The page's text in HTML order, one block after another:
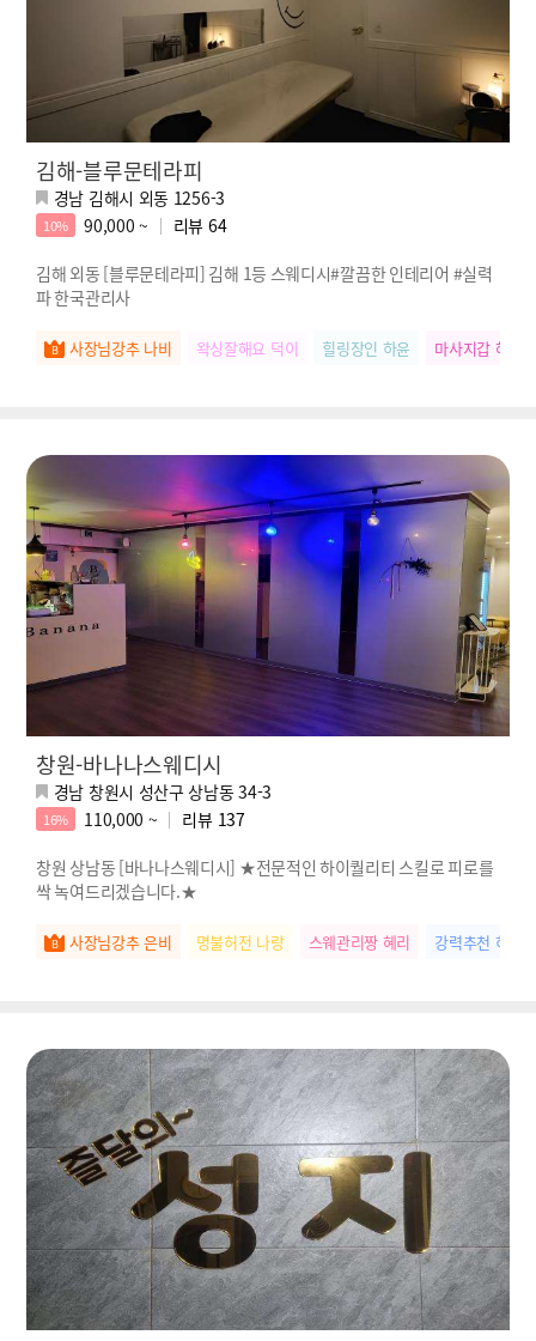
김해-블루문테라피
경남 김해시 외동 1256-3
10% 90,000 ~ 리뷰 64
김해 외동 [블루문테라피] 김해 1등 스웨디시#깔끔한 인테리어 #실력
파 한국관리사
사장님강추 나비 왁싱잘해요 덕이 힐링장인 하윤 마사지갑 혜진
창원-바나나스웨디시
경남 창원시 성산구 상남동 34-3
16% 110,000 ~ 리뷰 137
창원 상남동 [바나나스웨디시] ★전문적인 하이퀄리티 스킬로 피로를
싹 녹여드리겠습니다.★
사장님강추 은비 명불허전 나랑 스웨관리짱 혜리 강력추천 하린